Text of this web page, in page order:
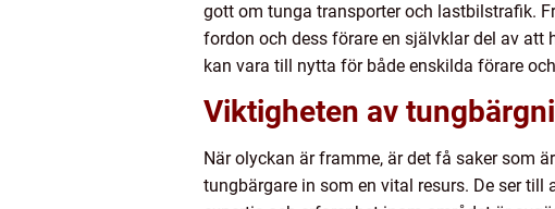
gott om tunga transporter och lastbilstrafik.
fordon och dess förare en självklar del av
kan vara till nytta för både enskilda förare
Viktigheten av
När olyckan är framme, är det få saker som
tungbärgare in som en vital resurs. De ser